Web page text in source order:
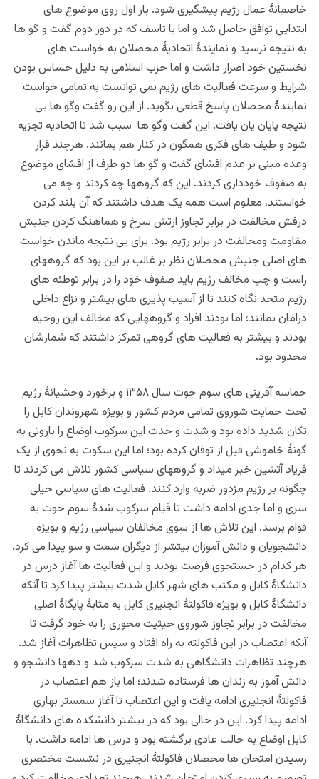
خاصمانۀ عمال رژیم پیشگیری شود. بار اول روی موضوع های
ابتدایی توافق حاصل شد و اما با تاسف که در دور دوم گفت و گو ها
به نتیجه نرسید و نمایندۀ اتحادیۀ محصلان به خواست های
نخستین خود اصرار داشت و اما حزب اسلامی به دلیل حساس بودن
شرایط و سرعت فعالیت های رژیم نمی توانست به تمامی خواست
نمایندۀ محصلان پاسخ قطعی بگوید. از این رو گفت وگو ها بی
نتیجه پایان یان یافت. این گفت وگو ها سبب شد تا اتحادیه تجزیه
شود و طیف های فکری همگون در کنار هم بمانند. هرچند قرار
وعده مبنی بر عدم افشای گفت و گو ها دو طرف از افشای موضوع
به صفوف خودداری کردند. این که گروهها چه کردند و چه می
خواستند، معلوم است همه یک هدف داشتند که آن بلند کردن
درفش مخالفت در برابر تجاوز ارتش سرخ و هماهنگ کردن جنبش
مقاومت ومخالفت در برابر رژیم بود. برای بی نتیجه ماندن خواست
های اصلی جنبش محصلان نظر بر غالب بر این بود که گروههای
راست و چپ مخالف رژیم باید صفوف خود را در برابر توطئه های
رژیم متحد نگاه کنند تا از آسیب پذیری های بیشتر و نزاع داخلی
درامان بمانند؛ اما بودند افراد و گروههایی که مخالف این روحیه
بودند و بیشتر به فعالیت های گروهی تمرکز داشتند که شمارشان
محدود بود.
حماسه آفرینی های سوم حوت سال ۱۳۵۸ و برخورد وحشیانۀ رژیم
تحت حمایت شوروی تمامی مردم کشور و بویژه شهروندان کابل را
تکان شدید داده بود و شدت و حدت این سرکوب اوضاع را باروتی به
گونۀ خاموشی قبل از توفان کرده بود؛ اما این سکوت به نحوی از یک
فریاد آتشین خبر میداد و گروههای سیاسی کشور تلاش می کردند تا
چگونه بر رژیم مزدور ضربه وارد کنند. فعالیت های سیاسی خیلی
سری و اما جدی ادامه داشت تا قیام سرکوب شدۀ سوم حوت به
قوام برسد. این تلاش ها از سوی مخالفان سیاسی رژیم و بویژه
دانشجویان و دانش آموزان بیتشر از دیگران سمت و سو پیدا می کرد،
هر کدام در جستجوی فرصت بودند و این فعالیت ها آغاز درس در
دانشگاۀ کابل و مکتب های شهر کابل شدت بیشتر پیدا کرد تا آنکه
دانشگاۀ کابل و بویژه فاکولتۀ انجنیری کابل به مثابۀ پایگاۀ اصلی
مخالفت در برابر تجاوز شوروی حیثیت محوری را به خود گرفت تا
آنکه اعتصاب در این فاکولته به راه افتاد و سپس تظاهرات آغاز شد.
هرچند تظاهرات دانشگاهی به شدت سرکوب شد و دهها دانشجو و
دانش آموز به زندان ها فرستاده شدند؛ اما باز هم اعتصاب در
فاکولتۀ انجنیری ادامه یافت و این اعتصاب تا آغاز سمستر بهاری
ادامه پیدا کرد. این در حالی بود که در بیشتر دانشکده های دانشگاۀ
کابل اوضاع به حالت عادی برگشته بود و درس ها ادامه داشت. با
رسیدن امتحان ها محصلان فاکولتۀ انجنیری در نشست مختصری